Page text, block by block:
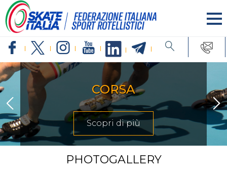
CORSA
Scopri di più
PHOTOGALLERY